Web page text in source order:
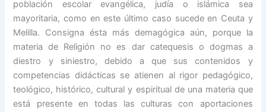
población escolar evangélica, judía o islámica sea
mayoritaria, como en este último caso sucede en Ceuta y
Melilla. Consigna ésta más demagógica aún, porque la
materia de Religión no es dar catequesis o dogmas a
diestro y siniestro, debido a que sus contenidos y
competencias didácticas se atienen al rigor pedagógico,
teológico, histórico, cultural y espiritual de una materia que
está presente en todas las culturas con aportaciones